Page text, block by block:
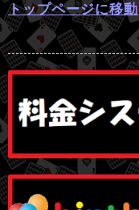
トップページに移動